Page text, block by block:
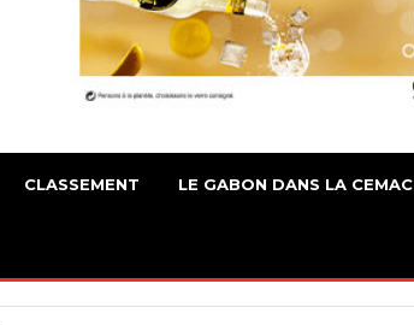
CLASSEMENT LE GABON DANS LA CEMAC